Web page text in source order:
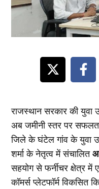
राजस्थान सरकार की युवा
अब जमीनी स्तर पर
जिले के घंटेल गांव के युवा
शर्मा के नेतृत्व में संचालित
सहयोग से फर्नीचर क्षेत्र में
कॉमर्स प्लेटफॉर्म विकसित